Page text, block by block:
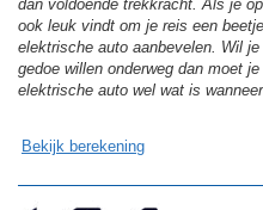
dan voldoende trekkracht. Als je
ook leuk vindt om je reis een
elektrische auto aanbevelen. Wil
gedoe willen onderweg dan moet
elektrische auto wel wat is
Bekijk berekening